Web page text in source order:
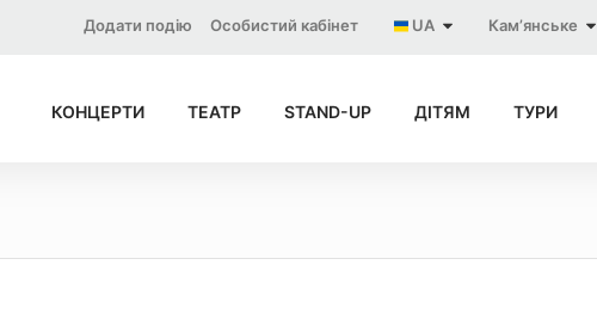
Кам’янське
UA
Особистий кабінет
Додати подію
КОНЦЕРТИ ТЕАТР STAND-UP ДІТЯМ ТУРИ